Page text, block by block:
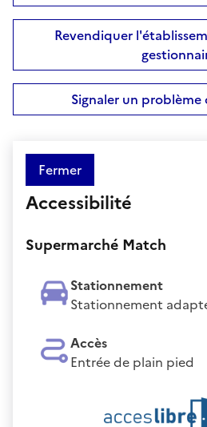
Revendiquer
Signaler un problème
Fermer
Accessibilité
Supermarché Match
Stationnement
Stationnement
Accès
Entrée de plain pied